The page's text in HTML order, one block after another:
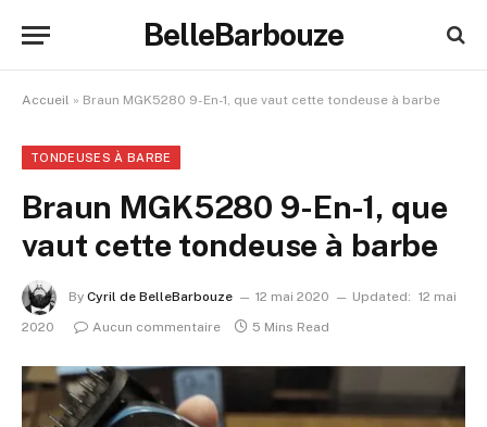
BelleBarbouze
Accueil » Braun MGK5280 9-En-1, que vaut cette tondeuse à barbe
TONDEUSES À BARBE
Braun MGK5280 9-En-1, que
vaut cette tondeuse à barbe
By Cyril de BelleBarbouze 12 mai 2020 Updated: 12 mai
2020
Aucun commentaire 5 Mins Read